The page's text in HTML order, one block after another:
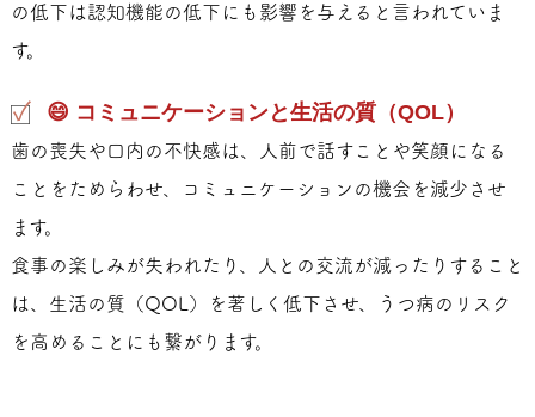
の低下は認知機能の低下にも影響を与えると言われていま
す。
😄 コミュニケーションと生活の質（QOL）
歯の喪失や口内の不快感は、人前で話すことや笑顔になる
ことをためらわせ、コミュニケーションの機会を減少させ
ます。
食事の楽しみが失われたり、人との交流が減ったりすること
は、生活の質（QOL）を著しく低下させ、うつ病のリスク
を高めることにも繋がります。